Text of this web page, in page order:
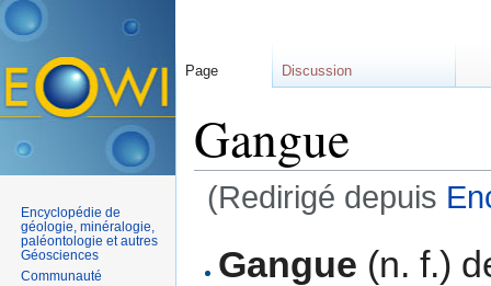
Gangue
(Redirigé depuis
Gangue (n. f.)
Page Discussion
Encyclopédie de
géologie, minéralogie,
paléontologie et autres
Géosciences
Communauté